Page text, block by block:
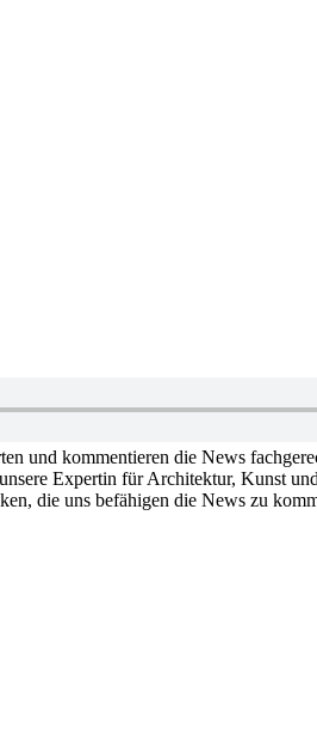
und kommentieren die News
Expertin für Architektur, Kunst
die uns befähigen die News zu